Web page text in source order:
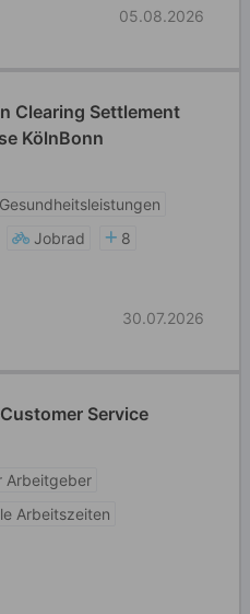
05.08.2026
Clearing Settlement
KölnBonn
Gesundheitsleistungen
Jobrad
8
30.07.2026
Service
Arbeitgeber
Arbeitszeiten